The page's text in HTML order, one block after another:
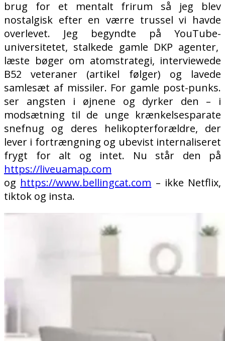
brug for et mentalt frirum så jeg blev
nostalgisk efter en værre trussel vi havde
overlevet. Jeg begyndte på YouTube-
universitetet, stalkede gamle DKP agenter,
læste bøger om atomstrategi, interviewede
B52 veteraner (artikel følger) og lavede
samlesæt af missiler. For gamle post-punks.
ser angsten i øjnene og dyrker den – i
modsætning til de unge krænkelsesparate
snefnug og deres helikopterforældre, der
lever i fortrængning og ubevist internaliseret
frygt for alt og intet. Nu står den på
https://liveuamap.com
og https://www.bellingcat.com – ikke Netflix,
tiktok og insta.